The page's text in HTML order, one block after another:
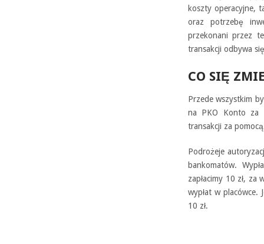
koszty operacyjne,
oraz potrzebę
przekonani przez
transakcji odbywa
CO SIĘ
Przede wszystkim
na PKO Konto za
transakcji za
Podrożeje
bankomatów.
zapłacimy 10 zł,
wypłat w placówce.
10 zł.